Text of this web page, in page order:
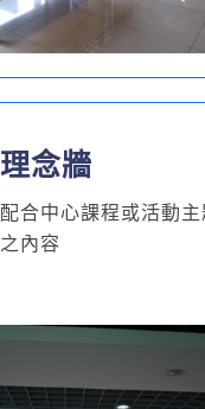
理念牆
配合中心課程或活動主
之內容